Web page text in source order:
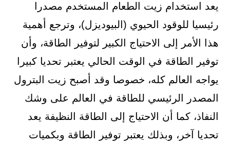
يعد استخدام زيت الطعام المستخدم مصدرا
رئيسيا للوقود الحيوي (البيوديزل)، وترجع أهمية
هذا الأمر إلى الاحتياج الكبير لتوفير الطاقة، وأن
توفير الطاقة في الوقت الحالي يعتبر تحديا كبيرا
يواجه العالم كله، خصوصا وقد أصبح زيت البترول
المصدر الرئيسي للطاقة في العالم على وشك
النفاذ، كما أن الاحتياج إلى الطاقة النظيفة يعد
تحديا آخر، وبذلك يعتبر توفير الطاقة وبكميات